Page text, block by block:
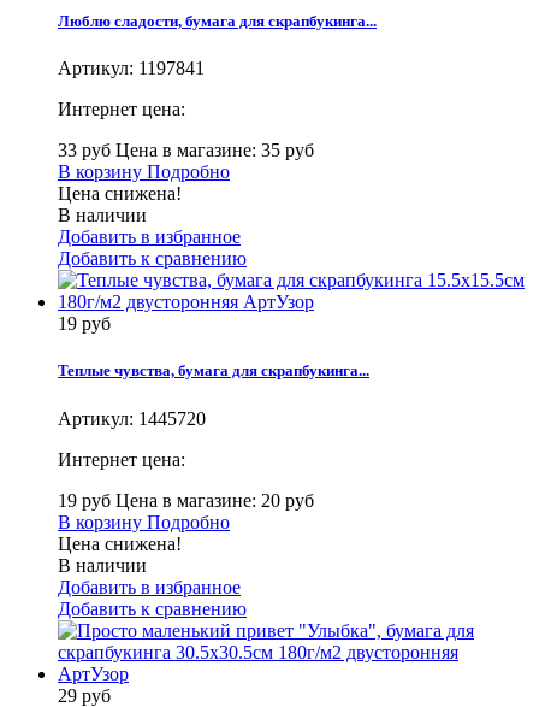
Люблю сладости, бумага для скрапбукинга...
Артикул: 1197841
Интернет цена:
33 руб Цена в магазине: 35 руб
В корзину Подробно
Цена снижена!
В наличии
Добавить в избранное
Добавить к сравнению
19 руб
Теплые чувства, бумага для скрапбукинга...
Артикул: 1445720
Интернет цена:
19 руб Цена в магазине: 20 руб
В корзину Подробно
Цена снижена!
В наличии
Добавить в избранное
Добавить к сравнению
29 руб